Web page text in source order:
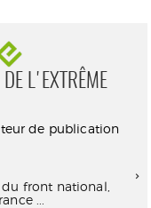
DE L'EXTRÊME
de publication
front national,
...